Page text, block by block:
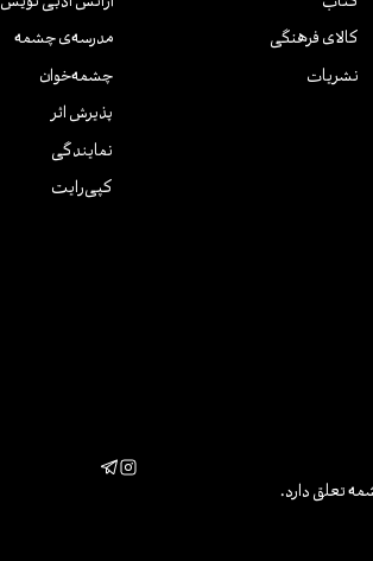
کالای فرهنگی
نشریات
مدرسه‌ی چشمه
چشمه‌خوان
پذیرش اثر
نمایندگی
کپی‌رایت
تعلق دارد.